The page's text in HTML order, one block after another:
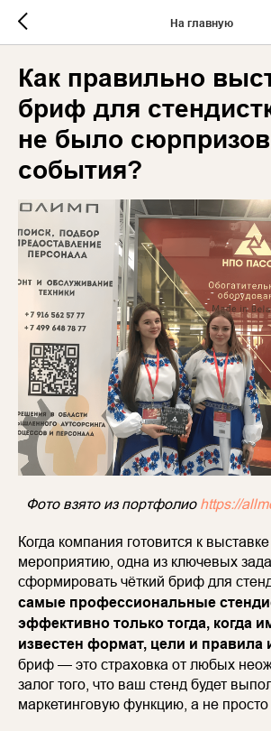
На главную
Как правильно
бриф для
не было
события?
Фото взято из портфолио https://
Когда компания готовится к
мероприятию, одна из ключевых
сформировать чёткий бриф для
самые профессиональные
эффективно только тогда, когда
известен формат, цели и правила
бриф — это страховка от любых
залог того, что ваш стенд будет
маркетинговую функцию, а не просто